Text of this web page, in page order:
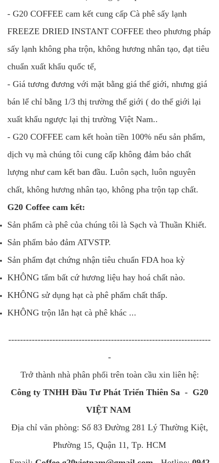
- G20 COFFEE cam kết cung cấp Cà phê sấy lạnh
FREEZE DRIED INSTANT COFFEE theo phương pháp
sấy lạnh không pha trộn, không hương nhân tạo, đạt tiêu
chuẩn xuất khẩu quốc tế,
- Giá tương đương với mặt bằng giá thế giới, nhưng giá
bán lể chỉ bằng 1/3 thị trường thế giới ( do thế giới lại
xuất khẩu ngược lại thị trường Việt Nam..
- G20 COFFEE cam kết hoàn tiền 100% nếu sản phẩm,
dịch vụ mà chúng tôi cung cấp không đảm bảo chất
lượng như cam kết ban đầu. Luôn sạch, luôn nguyên
chất, không hương nhân tạo, không pha trộn tạp chất.
G20 Coffee cam kết:
Sản phẩm cà phê của chúng tôi là Sạch và Thuần Khiết.
Sản phẩm bảo đảm ATVSTP.
Sản phẩm đạt chứng nhận tiêu chuẩn FDA hoa kỳ
KHÔNG tẩm bất cứ hương liệu hay hoá chất nào.
KHÔNG sử dụng hạt cà phê phẩm chất thấp.
KHÔNG trộn lẫn hạt cà phê khác ...
---------------------------------------------------------------------
-
Trở thành nhà phân phối trên toàn cầu xin liên hệ:
Công ty TNHH Đầu Tư Phát Triển Thiên Sa - G20
VIỆT NAM
Địa chỉ văn phòng: Số 83 Đường 281 Lý Thường Kiệt,
Phường 15, Quận 11, Tp. HCM